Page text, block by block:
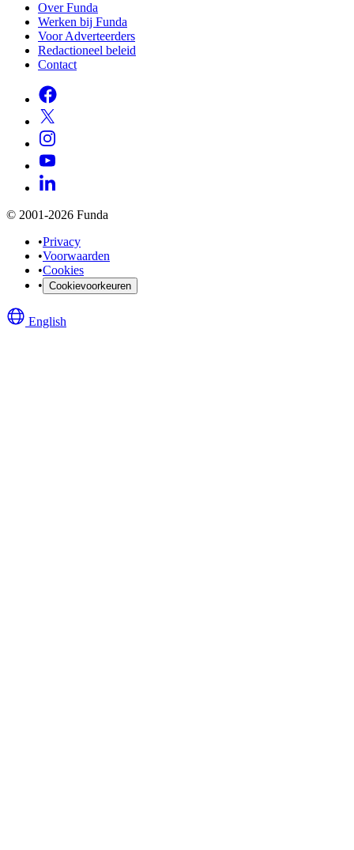
Over Funda
Werken bij Funda
Voor Adverteerders
Redactioneel beleid
Contact
© 2001-2026 Funda
•Privacy
•Voorwaarden
•Cookies
• Cookievoorkeuren
English